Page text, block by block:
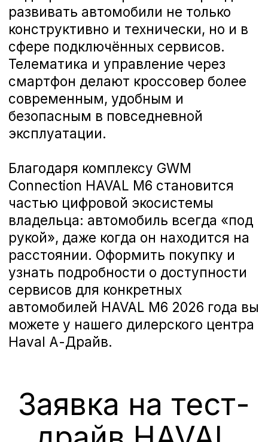
Mercedes-Benz
BMW
Porsche
Volkswagen
«А-ДРАЙВ» ОФИЦИАЛЬНЫЙ ДИЛЕР
M-Hero
AITO SERES
Nissan